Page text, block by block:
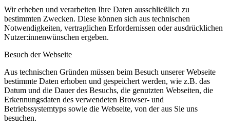
Wir erheben und verarbeiten Ihre Daten ausschließlich zu
bestimmten Zwecken. Diese können sich aus technischen
Notwendigkeiten, vertraglichen Erfordernissen oder ausdrücklichen
Nutzer:innenwünschen ergeben.
Besuch der Webseite
Aus technischen Gründen müssen beim Besuch unserer Webseite
bestimmte Daten erhoben und gespeichert werden, wie z.B. das
Datum und die Dauer des Besuchs, die genutzten Webseiten, die
Erkennungsdaten des verwendeten Browser- und
Betriebssystemtyps sowie die Webseite, von der aus Sie uns
besuchen.